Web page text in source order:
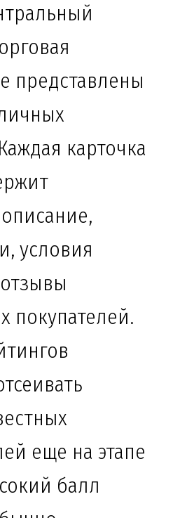
представлены
карточка
условия
покупателей.
еще на этапе
балл